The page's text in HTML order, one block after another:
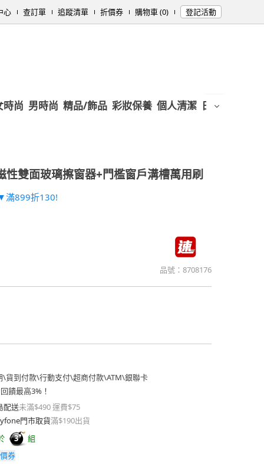
心 查訂單 追蹤清單 折價券 購物車 (0) 登記活動
時尚 男時尚 精品/飾品 彩妝保養 個人清潔 日用/紙品
性雙面玻璃擦窗器+門檻窗戶溝槽萬用刷
滿899折130!
品號： 8708176
\貨到付款\行動支付\超商付款\ATM\銀聯卡
饋最高3%！
配送未滿$490 運費$75
門市取貨滿$190出貨
3
組
券